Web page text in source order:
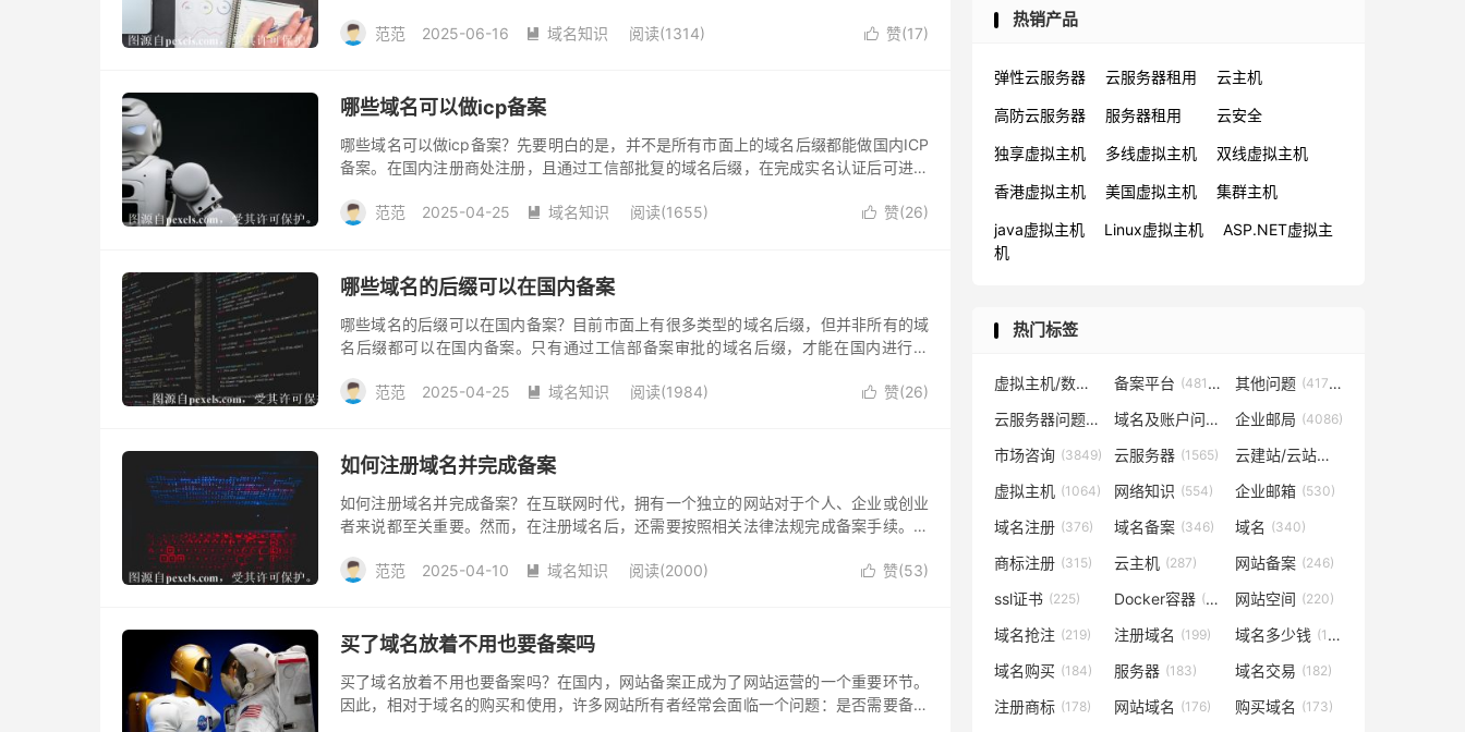
范范
2025-06-16  域名知识 阅读(1314)  赞(17)
哪些域名可以做icp备案
哪些域名可以做icp备案？先要明白的是，并不是所有市面上的域名后缀都能做国内ICP
备案。在国内注册商处注册，且通过工信部批复的域名后缀，在完成实名认证后可进行
范范
2025-04-25  域名知识 阅读(1655)  赞(26)
哪些域名的后缀可以在国内备案
哪些域名的后缀可以在国内备案？目前市面上有很多类型的域名后缀，但并非所有的域
名后缀都可以在国内备案。只有通过工信部备案审批的域名后缀，才能在国内进行备
范范
2025-04-25  域名知识 阅读(1984)  赞(26)
如何注册域名并完成备案
如何注册域名并完成备案？在互联网时代，拥有一个独立的网站对于个人、企业或创业
者来说都至关重要。然而，在注册域名后，还需要按照相关法律法规完成备案手续。下
范范
2025-04-10  域名知识 阅读(2000)  赞(53)
买了域名放着不用也要备案吗
买了域名放着不用也要备案吗？在国内，网站备案正成为了网站运营的一个重要环节。
因此，相对于域名的购买和使用，许多网站所有者经常会面临一个问题：是否需要备案
热销产品
弹性云服务器 云服务器租用 云主机
高防云服务器 服务器租用 云安全
独享虚拟主机 多线虚拟主机 双线虚拟主机
香港虚拟主机 美国虚拟主机 集群主机
java虚拟主机 Linux虚拟主机
ASP.NET虚拟主
机
热门标签
虚拟主机/数据库问题 (57819)
备案平台 (48153) 其他问题 (41702)
云服务器问题(38267) 域名及账户问题 (29026)
企业邮局 (4086)
市场咨询 (3849) 云服务器 (1565) 云建站/云站群/小程序
虚拟主机 (1064) 网络知识 (554) 企业邮箱 (530)
域名注册 (376) 域名备案 (346) 域名 (340)
商标注册 (315) 云主机 (287) 网站备案 (246)
ssl证书 (225) Docker容器 (221) 网站空间 (220)
域名抢注 (219) 注册域名 (199) 域名多少钱 (196)
域名购买 (184) 服务器 (183) 域名交易 (182)
注册商标 (178) 网站域名 (176) 购买域名 (173)